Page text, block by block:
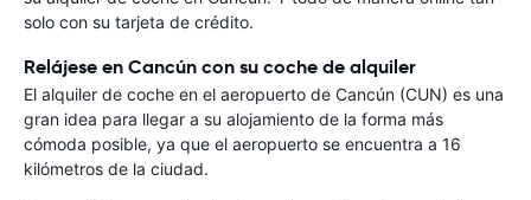
solo con su tarjeta de crédito.
Relájese en Cancún con su coche de alquiler
El alquiler de coche en el aeropuerto de Cancún (CUN) es una
gran idea para llegar a su alojamiento de la forma más
cómoda posible, ya que el aeropuerto se encuentra a 16
kilómetros de la ciudad.